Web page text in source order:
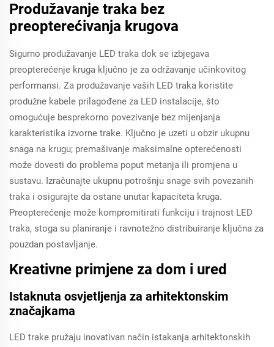
Produžavanje traka bez
preopterećivanja krugova
Sigurno produžavanje LED traka dok se izbjegava
preopterećenje kruga ključno je za održavanje učinkovitog
performansi. Za produžavanje vaših LED traka koristite
produžne kabele prilagođene za LED instalacije, što
omogućuje besprekorno povezivanje bez mijenjanja
karakteristika izvorne trake. Ključno je uzeti u obzir ukupnu
snaga na krugu; premašivanje maksimalne opterećenosti
može dovesti do problema poput metanja ili promjena u
sustavu. Izračunajte ukupnu potrošnju snage svih povezanih
traka i osigurajte da ostane unutar kapaciteta kruga.
Preopterećenje može kompromitirati funkciju i trajnost LED
traka, stoga su planiranje i ravnotežno distribuiranje ključna za
pouzdan postavljanje.
Kreativne primjene za dom i ured
Istaknuta osvjetljenja za arhitektonskim
značajkama
LED trake pružaju inovativan način istakanja arhitektonskih